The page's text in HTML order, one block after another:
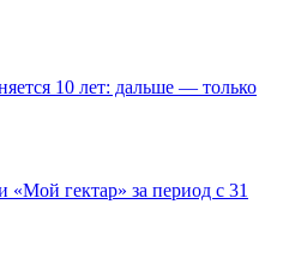
10 лет: дальше — только
гектар» за период с 31